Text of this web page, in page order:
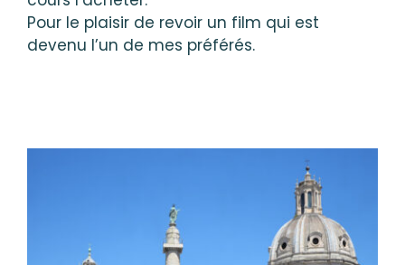
Pour le plaisir de revoir un film qui est
devenu l’un de mes préférés.